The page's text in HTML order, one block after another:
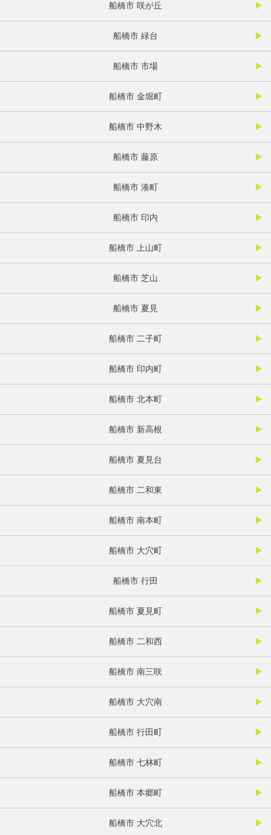
船橋市 咲が丘
船橋市 緑台
船橋市 市場
船橋市 金堀町
船橋市 中野木
船橋市 藤原
船橋市 湊町
船橋市 印内
船橋市 上山町
船橋市 芝山
船橋市 夏見
船橋市 二子町
船橋市 印内町
船橋市 北本町
船橋市 新高根
船橋市 夏見台
船橋市 二和東
船橋市 南本町
船橋市 大穴町
船橋市 行田
船橋市 夏見町
船橋市 二和西
船橋市 南三咲
船橋市 大穴南
船橋市 行田町
船橋市 七林町
船橋市 本郷町
船橋市 大穴北